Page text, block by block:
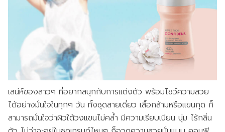
เสน่ห์ของสาวๆ ที่อยากสนุกกับการแต่งตัว พร้อมโชว์ความสวย
ได้อย่างมั่นใจในทุกๆ วัน ทั้งชุดสายเดี่ยว เสื้อกล้ามหรือแขนกุด ก็
สามารถมั่นใจว่าผิวใต้วงแขนไม่คล้ำ มีความเรียบเนียน นุ่ม ไร้กลิ่น